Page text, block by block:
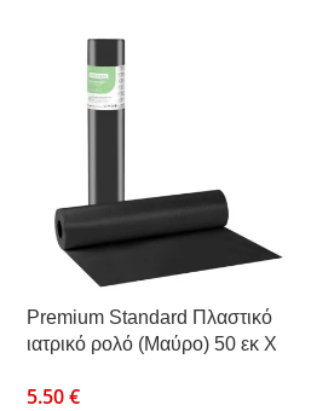
Premium Standard Πλαστικό
ιατρικό ρολό (Μαύρο) 50 εκ Χ
5.50€